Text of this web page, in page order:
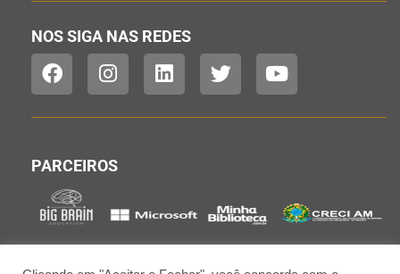
NOS SIGA NAS REDES
PARCEIROS